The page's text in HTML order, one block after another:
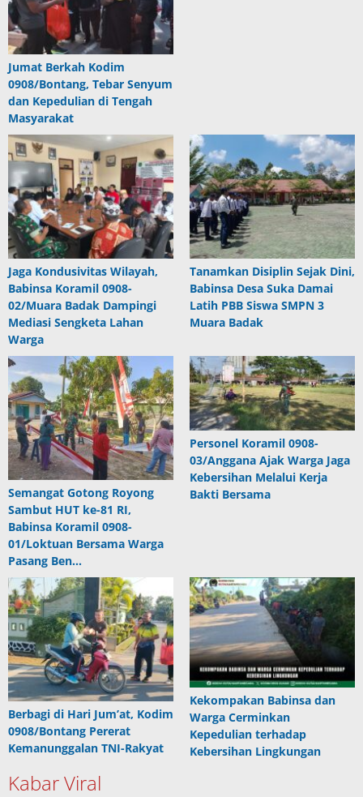
Jumat Berkah Kodim
0908/Bontang, Tebar Senyum
dan Kepedulian di Tengah
Masyarakat
Jaga Kondusivitas Wilayah,
Babinsa Koramil 0908-
02/Muara Badak Dampingi
Mediasi Sengketa Lahan
Warga
Tanamkan Disiplin Sejak Dini,
Babinsa Desa Suka Damai
Latih PBB Siswa SMPN 3
Muara Badak
Semangat Gotong Royong
Sambut HUT ke-81 RI,
Babinsa Koramil 0908-
01/Loktuan Bersama Warga
Pasang Ben…
Personel Koramil 0908-
03/Anggana Ajak Warga Jaga
Kebersihan Melalui Kerja
Bakti Bersama
Berbagi di Hari Jum’at, Kodim
0908/Bontang Pererat
Kemanunggalan TNI-Rakyat
Kekompakan Babinsa dan
Warga Cerminkan
Kepedulian terhadap
Kebersihan Lingkungan
Kabar Viral